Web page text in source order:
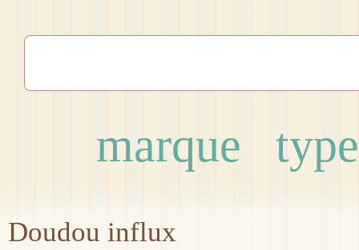
marque type
Doudou influx